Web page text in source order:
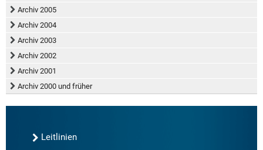
Archiv 2005
Archiv 2004
Archiv 2003
Archiv 2002
Archiv 2001
Archiv 2000 und früher
Leitlinien